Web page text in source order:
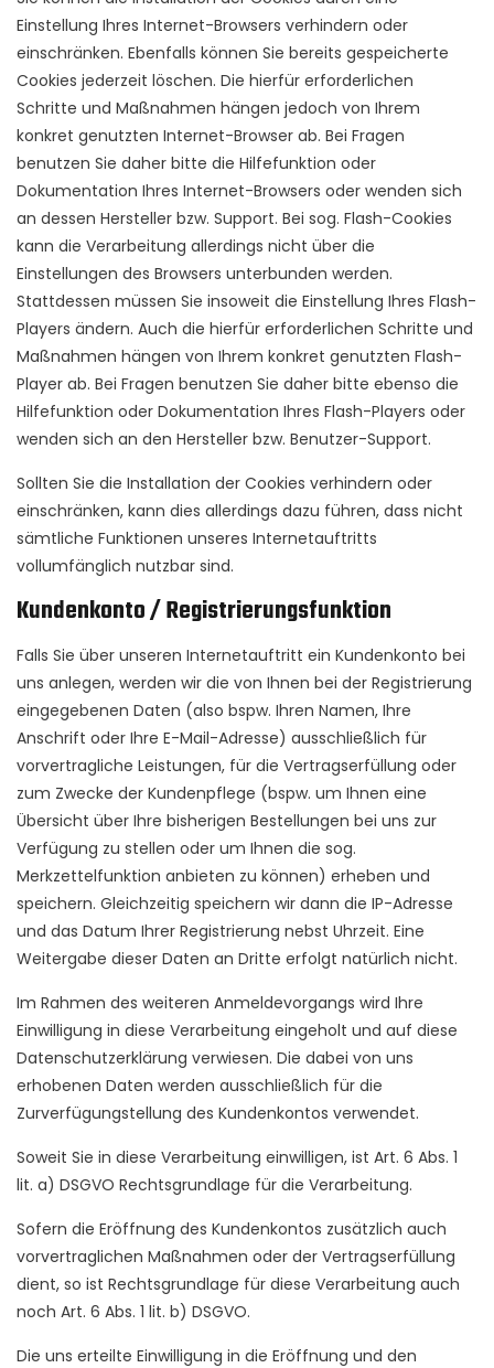
Einstellung Ihres Internet-Browsers verhindern oder
einschränken. Ebenfalls können Sie bereits gespeicherte
Cookies jederzeit löschen. Die hierfür erforderlichen
Schritte und Maßnahmen hängen jedoch von Ihrem
konkret genutzten Internet-Browser ab. Bei Fragen
benutzen Sie daher bitte die Hilfefunktion oder
Dokumentation Ihres Internet-Browsers oder wenden sich
an dessen Hersteller bzw. Support. Bei sog. Flash-Cookies
kann die Verarbeitung allerdings nicht über die
Einstellungen des Browsers unterbunden werden.
Stattdessen müssen Sie insoweit die Einstellung Ihres Flash-
Players ändern. Auch die hierfür erforderlichen Schritte und
Maßnahmen hängen von Ihrem konkret genutzten Flash-
Player ab. Bei Fragen benutzen Sie daher bitte ebenso die
Hilfefunktion oder Dokumentation Ihres Flash-Players oder
wenden sich an den Hersteller bzw. Benutzer-Support.
Sollten Sie die Installation der Cookies verhindern oder
einschränken, kann dies allerdings dazu führen, dass nicht
sämtliche Funktionen unseres Internetauftritts
vollumfänglich nutzbar sind.
Kundenkonto / Registrierungsfunktion
Falls Sie über unseren Internetauftritt ein Kundenkonto bei
uns anlegen, werden wir die von Ihnen bei der Registrierung
eingegebenen Daten (also bspw. Ihren Namen, Ihre
Anschrift oder Ihre E-Mail-Adresse) ausschließlich für
vorvertragliche Leistungen, für die Vertragserfüllung oder
zum Zwecke der Kundenpflege (bspw. um Ihnen eine
Übersicht über Ihre bisherigen Bestellungen bei uns zur
Verfügung zu stellen oder um Ihnen die sog.
Merkzettelfunktion anbieten zu können) erheben und
speichern. Gleichzeitig speichern wir dann die IP-Adresse
und das Datum Ihrer Registrierung nebst Uhrzeit. Eine
Weitergabe dieser Daten an Dritte erfolgt natürlich nicht.
Im Rahmen des weiteren Anmeldevorgangs wird Ihre
Einwilligung in diese Verarbeitung eingeholt und auf diese
Datenschutzerklärung verwiesen. Die dabei von uns
erhobenen Daten werden ausschließlich für die
Zurverfügungstellung des Kundenkontos verwendet.
Soweit Sie in diese Verarbeitung einwilligen, ist Art. 6 Abs. 1
lit. a) DSGVO Rechtsgrundlage für die Verarbeitung.
Sofern die Eröffnung des Kundenkontos zusätzlich auch
vorvertraglichen Maßnahmen oder der Vertragserfüllung
dient, so ist Rechtsgrundlage für diese Verarbeitung auch
noch Art. 6 Abs. 1 lit. b) DSGVO.
Die uns erteilte Einwilligung in die Eröffnung und den